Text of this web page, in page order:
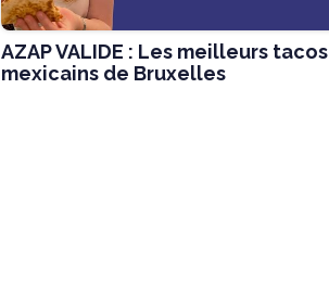
AZAP VALIDE : Les meilleurs tacos
mexicains de Bruxelles